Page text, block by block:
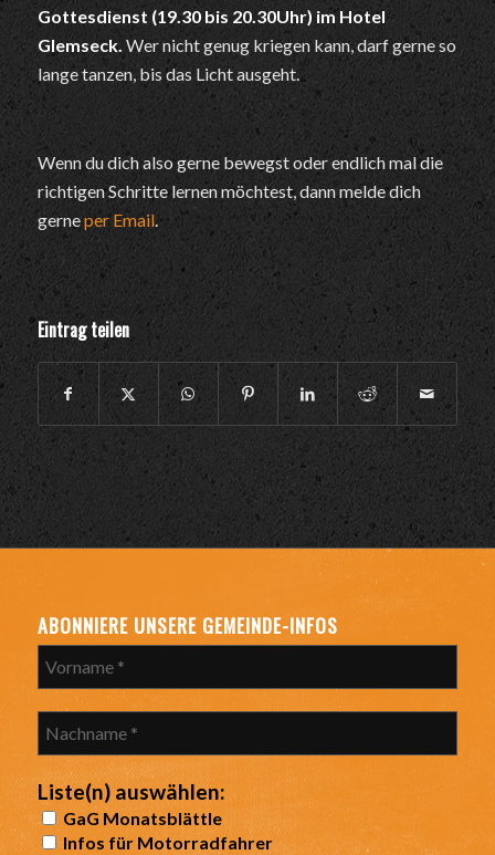
Gottesdienst (19.30 bis 20.30Uhr) im Hotel
Glemseck. Wer nicht genug kriegen kann, darf gerne so
lange tanzen, bis das Licht ausgeht.
Wenn du dich also gerne bewegst oder endlich mal die
richtigen Schritte lernen möchtest, dann melde dich
gerneper Email.
Eintrag teilen
ABONNIERE UNSERE GEMEINDE-INFOS
Liste(n) auswählen:
GaG Monatsblättle
Infos für Motorradfahrer